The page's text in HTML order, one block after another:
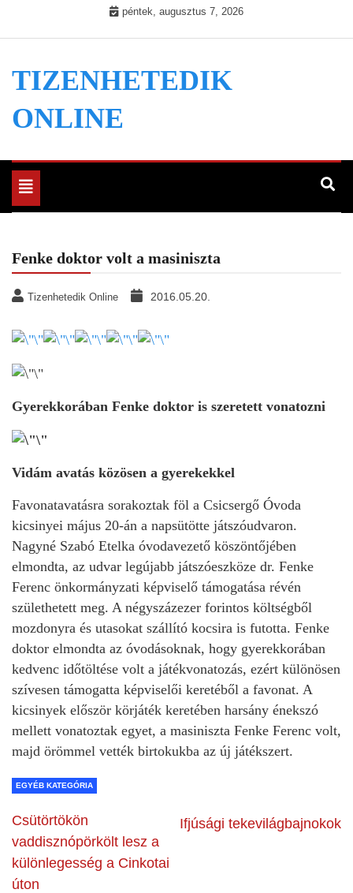
péntek, augusztus 7, 2026
TIZENHETEDIK
ONLINE
Toggle
navigation
Fenke doktor volt a masiniszta
Tizenhetedik Online 2016.05.20.
Gyerekkorában Fenke doktor is szeretett vonatozni
Vidám avatás közösen a gyerekekkel
Favonatavatásra sorakoztak föl a Csicsergő Óvoda
kicsinyei május 20-án a napsütötte játszóudvaron.
Nagyné Szabó Etelka óvodavezető köszöntőjében
elmondta, az udvar legújabb játszóeszköze dr. Fenke
Ferenc önkormányzati képviselő támogatása révén
születhetett meg. A négyszázezer forintos költségből
mozdonyra és utasokat szállító kocsira is futotta. Fenke
doktor elmondta az óvodásoknak, hogy gyerekkorában
kedvenc időtöltése volt a játékvonatozás, ezért különösen
szívesen támogatta képviselői keretéből a favonat. A
kicsinyek először körjáték keretében harsány énekszó
mellett vonatoztak egyet, a masiniszta Fenke Ferenc volt,
majd örömmel vették birtokukba az új játékszert.
EGYÉB KATEGÓRIA
Csütörtökön
vaddisznópörkölt lesz a
különlegesség a Cinkotai
úton
Ifjúsági tekevilágbajnokok